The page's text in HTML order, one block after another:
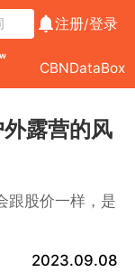
注册/登录
CBNDataBox
露营的风
跟股价一样，是
2023.09.08